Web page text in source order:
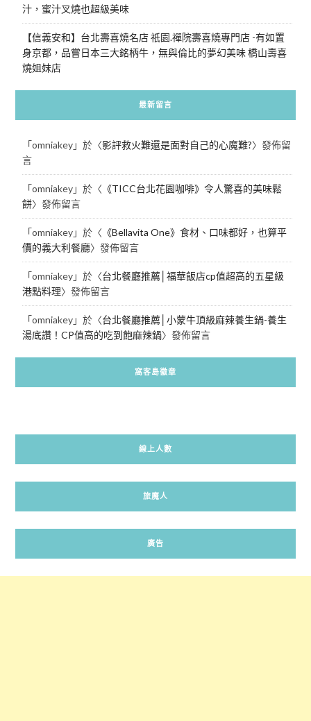
汁，蜜汁叉燒也超級美味
【信義安和】台北壽喜燒名店 祇園.禪院壽喜燒專門店 -有如置
身京都，品嘗日本三大銘柄牛，無與倫比的夢幻美味 橋山壽喜
燒姐妹店
最新留言
「omniakey」於〈影評救火難還是面對自己的心魔難?〉發佈留
言
「omniakey」於〈 《TICC台北花園咖啡》令人驚喜的美味鬆
餅〉發佈留言
「omniakey」於〈 《Bellavita One》食材、口味都好，也算平
價的義大利餐廳〉發佈留言
「omniakey」於〈台北餐廳推薦│福華飯店cp值超高的五星級
港點料理〉發佈留言
「omniakey」於〈台北餐廳推薦│小蒙牛頂級麻辣養生鍋-養生
湯底讚！CP值高的吃到飽麻辣鍋〉發佈留言
窩客島徽章
線上人數
旅魔人
廣告